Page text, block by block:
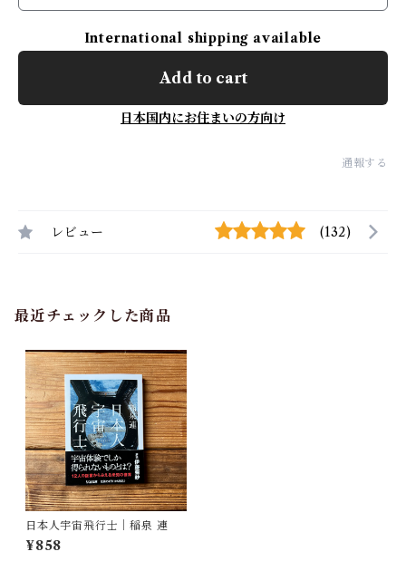
International shipping available
Add to cart
日本国内にお住まいの方向け
通報する
レビュー (132)
最近チェックした商品
日本人宇宙飛行士｜稲泉 連
¥858